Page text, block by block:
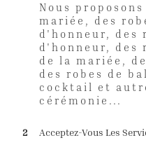
Nous
mariée, des
d'honneur, des
d'honneur, des
de la mariée,
des robes de
cocktail et
cérémonie...
2 Acceptez-Vous Les